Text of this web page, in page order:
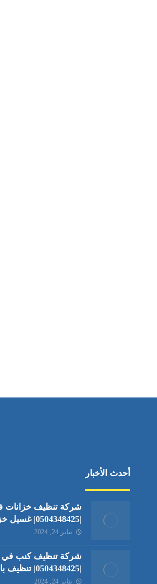
أحدث الأخبار
شركة تنظيف خزانات
|0504348425| غسيل خزان
يناير 24, 2024
شركة تنظيف كنب في
|0504348425| تنظيف بالبخار
يناير 24, 2024